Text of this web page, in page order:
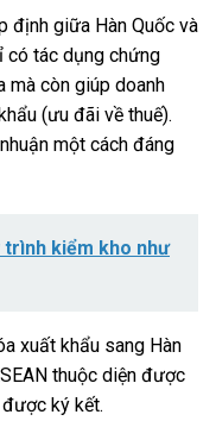
định giữa Hàn Quốc và
có tác dụng chứng
mà còn giúp doanh
(ưu đãi về thuế).
một cách đáng
trình kiểm kho như
xuất khẩu sang Hàn
thuộc diện được
ký kết.